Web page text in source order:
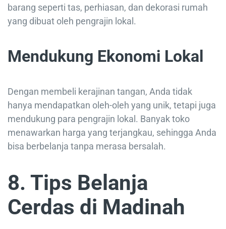
barang seperti tas, perhiasan, dan dekorasi rumah
yang dibuat oleh pengrajin lokal.
Mendukung Ekonomi Lokal
Dengan membeli kerajinan tangan, Anda tidak
hanya mendapatkan oleh-oleh yang unik, tetapi juga
mendukung para pengrajin lokal. Banyak toko
menawarkan harga yang terjangkau, sehingga Anda
bisa berbelanja tanpa merasa bersalah.
8. Tips Belanja
Cerdas di Madinah